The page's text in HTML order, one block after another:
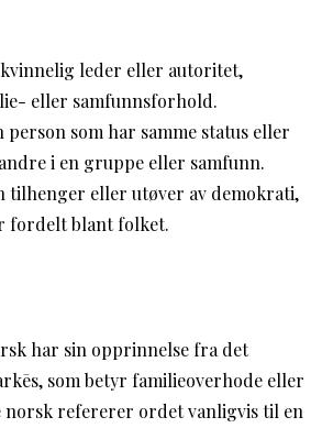
leder eller autoritet,
eller samfunnsforhold.
person som har samme status eller
i en gruppe eller samfunn.
tilhenger eller utøver av demokrati,
fordelt blant folket.
har sin opprinnelse fra det
som betyr familieoverhode eller
norsk refererer ordet vanligvis til en